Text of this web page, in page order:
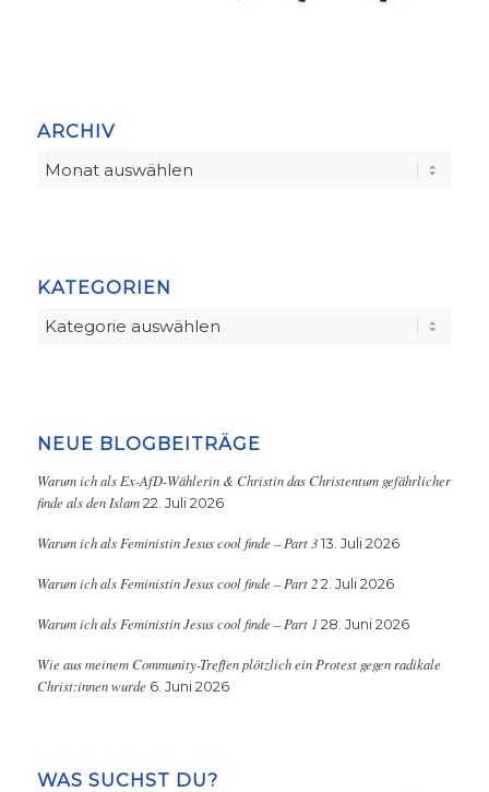
ARCHIV
KATEGORIEN
Kategorien
NEUE BLOGBEITRÄGE
Warum ich als Ex-AfD-Wählerin & Christin das Christentum gefährlicher
finde als den Islam 22. Juli 2026
Warum ich als Feministin Jesus cool finde – Part 3 13. Juli 2026
Warum ich als Feministin Jesus cool finde – Part 2 2. Juli 2026
Warum ich als Feministin Jesus cool finde – Part 1 28. Juni 2026
Wie aus meinem Community-Treffen plötzlich ein Protest gegen radikale
Christ:innen wurde 6. Juni 2026
WAS SUCHST DU?